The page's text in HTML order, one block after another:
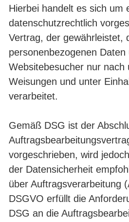
Hierbei handelt es sich um
datenschutzrechtlich
Vertrag, der gewährleistet,
personenbezogenen Daten
Websitebesucher nur nach
Weisungen und unter
verarbeitet.
Gemäß DSG ist der
vorgeschrieben, wird
der Datensicherheit
über Auftragsverarbeitung
DSGVO erfüllt die
DSG an die